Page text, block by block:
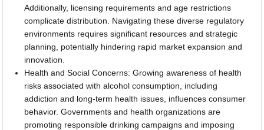
Additionally, licensing requirements and age restrictions
complicate distribution. Navigating these diverse regulatory
environments requires significant resources and strategic
planning, potentially hindering rapid market expansion and
innovation.
Health and Social Concerns: Growing awareness of health
risks associated with alcohol consumption, including
addiction and long-term health issues, influences consumer
behavior. Governments and health organizations are
promoting responsible drinking campaigns and imposing